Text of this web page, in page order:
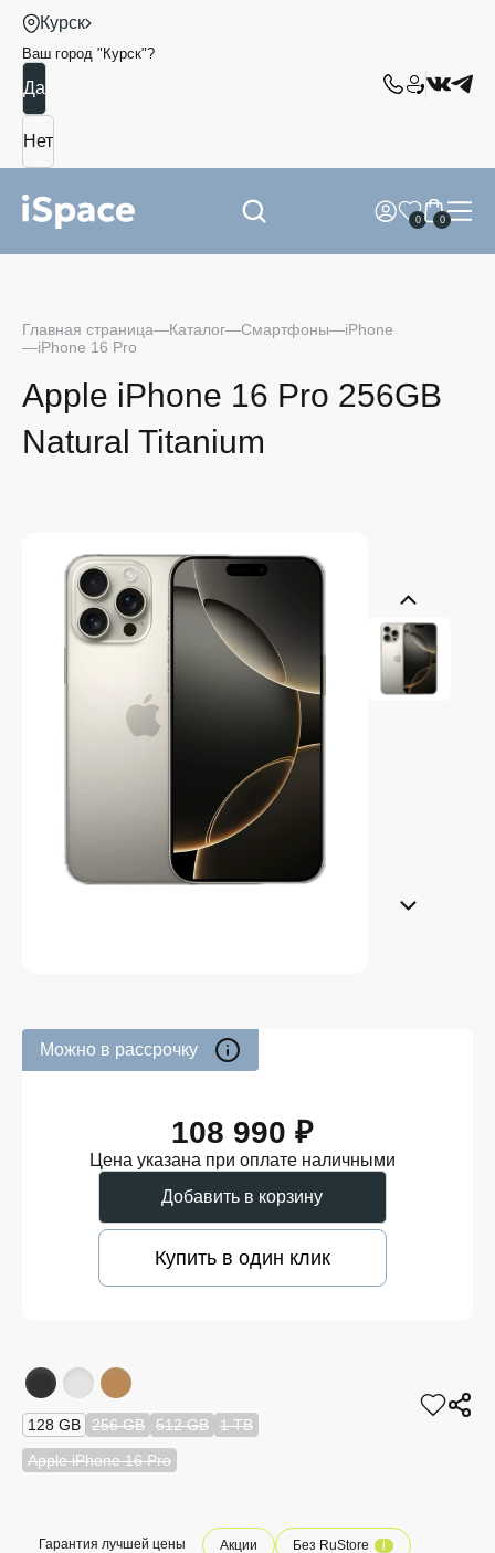
Курск
Ваш город " Курск"?
0 0
Главная страница Каталог Смартфоны
iPhone
iPhone 16 Pro
Apple iPhone 16 Pro 256GB
Natural Titanium
Можно в рассрочку
108 990 ₽
Цена указана при оплате наличными
Добавить в корзину
Купить в один клик
128 GB 256 GB 512 GB
1 TB
Apple iPhone 16 Pro
Гарантия лучшей цены Акции Без RuStore i